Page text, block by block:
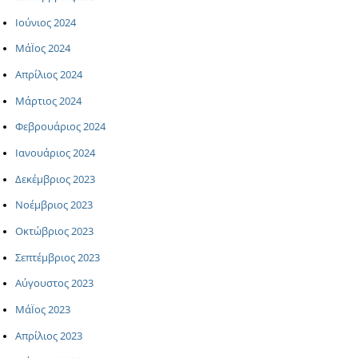
Ιούνιος 2024
ΜάΪος 2024
Απρίλιος 2024
Μάρτιος 2024
Φεβρουάριος 2024
Ιανουάριος 2024
Δεκέμβριος 2023
Νοέμβριος 2023
Οκτώβριος 2023
Σεπτέμβριος 2023
Αύγουστος 2023
ΜάΪος 2023
Απρίλιος 2023